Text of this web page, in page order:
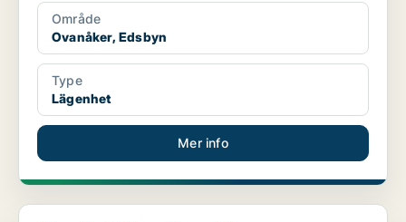
Område
Ovanåker, Edsbyn
Type
Lägenhet
Mer info
Lägenhet i Ovanåker, Alfta